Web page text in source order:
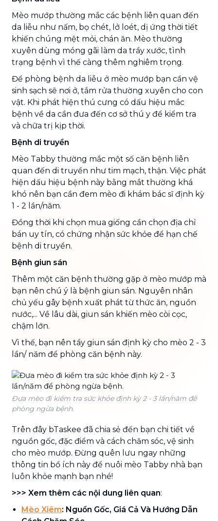
Mèo mướp thường mắc các bệnh liên quan đến
da liễu như nấm, bọ chét, lở loét, dị ứng thời tiết
khiến chúng mệt mỏi, chán ăn. Mèo thường
xuyên dùng móng gãi làm da trầy xước, tình
trạng bệnh vì thế càng thêm nghiêm trọng.
Để phòng bệnh da liễu ở mèo mướp bạn cần vệ
sinh sạch sẽ nơi ở, tắm rửa thường xuyên cho con
vật. Khi phát hiện thú cưng có dấu hiệu mắc
bệnh về da cần đưa đến cơ sở thú y để kiểm tra
và chữa trị kịp thời.
Bệnh di truyền
Mèo Tabby thường mắc một số căn bệnh liên
quan đến di truyền như tim mạch, thận. Việc phát
hiện dấu hiệu bệnh này bằng mắt thường khá
khó nên bạn cần đem mèo đi khám bác sĩ định kỳ
1 - 2 lần/năm.
Đồng thời khi chọn mua giống cần chọn địa chỉ
bán uy tín, có chứng nhận sức khỏe để hạn chế
bệnh di truyền.
Bệnh giun sán
Thêm một căn bệnh thường gặp ở mèo mướp mà
bạn nên chú ý là bệnh giun sán. Nguyên nhân
chủ yếu gây bệnh xuất phát từ thức ăn, nguồn
nước,... Về lâu dài, giun sán khiến mèo còi cọc,
chậm lớn.
Vì thế, bạn nên tẩy giun sán định kỳ cho mèo 2 - 3
lần/ năm để phòng căn bệnh này.
Đưa mèo đi kiểm tra sức khỏe định kỳ 2 - 3 lần/năm để
phòng ngừa bệnh.
Trên đây bTaskee đã chia sẻ đến bạn chi tiết về
nguồn gốc, đặc điểm và cách chăm sóc, vệ sinh
cho mèo mướp. Đừng quên lưu ngay những
thông tin bổ ích này để nuôi mèo Tabby nhà bạn
luôn khỏe mạnh bạn nhé!
>>> Xem thêm các nội dung liên quan:
Mèo Xiêm: Nguồn Gốc, Giá Cả Và Hướng Dẫn